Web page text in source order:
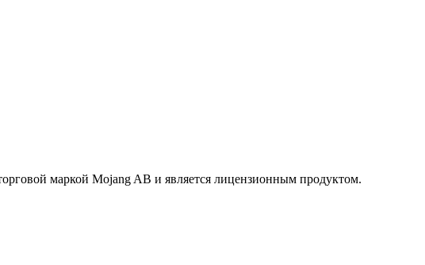
маркой Mojang AB и является лицензионным продуктом.